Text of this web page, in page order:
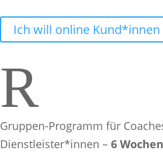
Ich will online
R
Gruppen-Programm für
Dienstleister*innen – 6